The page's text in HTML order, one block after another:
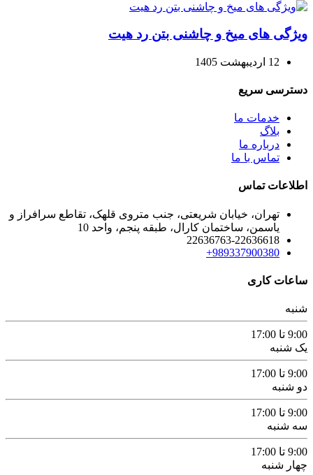
ویژگی های میخ و چاشنی بتن رد هیت
12 اردیبهشت 1405
دسترسی سریع
خدمات ما
بلاگ
درباره ما
تماس با ما
اطلاعات تماس
تهران، خیابان شریعتی، جنب متروی قلهک، تقاطع سرافراز و
یاسمن، ساختمان کارال، طبقه پنجم، واحد 10
22636763-22636618
989337900380+
ساعات کاری
شنبه
9:00 تا 17:00
یک شنبه
9:00 تا 17:00
دو شنبه
9:00 تا 17:00
سه شنبه
9:00 تا 17:00
چهار شنبه